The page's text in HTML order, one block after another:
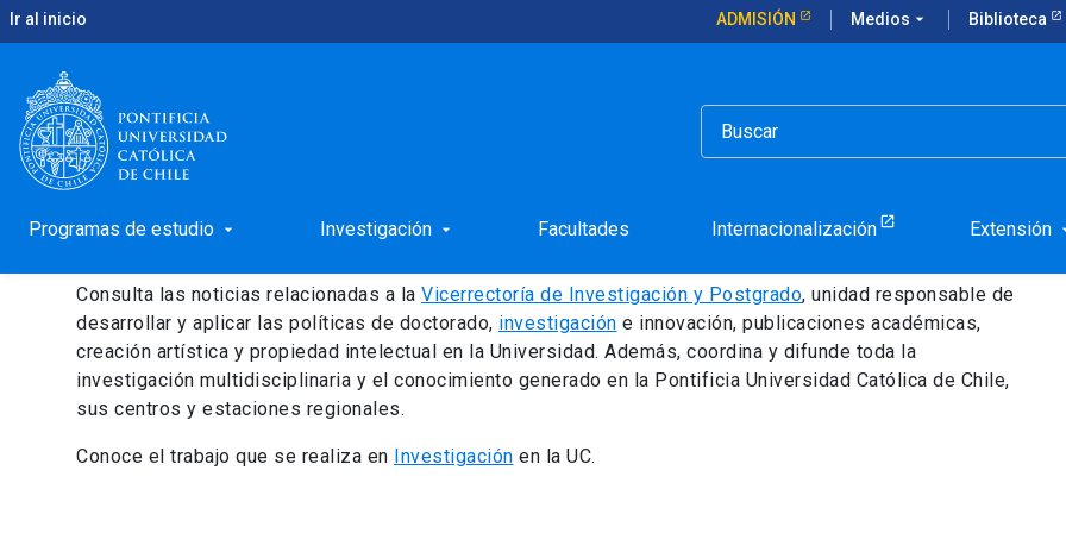
Ir al inicio ADMISIÓN Medios arrow_drop_down Biblioteca
Programas de estudio arrow_drop_down Investigación arrow_drop_down Facultades Internacionalización Extensión
Inicio
Unidad: Vicerrectoría de Investigación y
Postgrado
Consulta las noticias relacionadas a la Vicerrectoría de Investigación y Postgrado, unidad responsable de
desarrollar y aplicar las políticas de doctorado, investigación e innovación, publicaciones académicas,
creación artística y propiedad intelectual en la Universidad. Además, coordina y difunde toda la
investigación multidisciplinaria y el conocimiento generado en la Pontificia Universidad Católica de Chile,
sus centros y estaciones regionales.
Conoce el trabajo que se realiza en Investigación en la UC.